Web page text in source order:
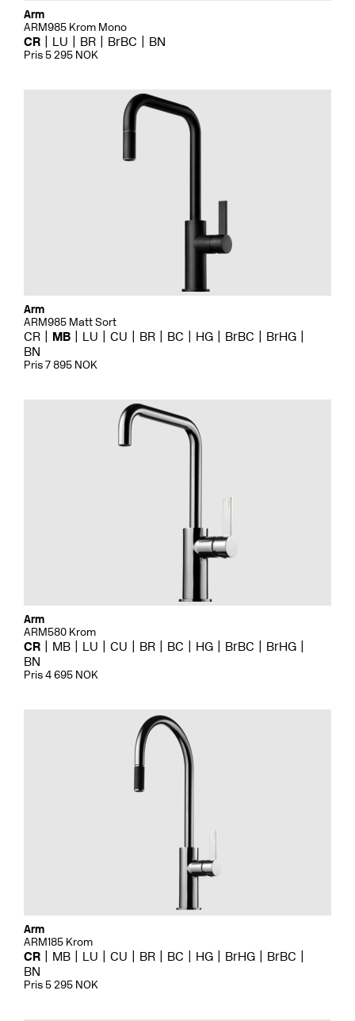
Arm
ARM985 Krom Mono
CR LU BR BrBC BN
Pris 5 295 NOK
Arm
ARM985 Matt Sort
CR MB LU CU BR BC HG BrBC
BrHG
BN
Pris 7 895 NOK
Arm
ARM580 Krom
CR MB LU CU BR BC HG BrBC
BrHG
BN
Pris 4 695 NOK
Arm
ARM185 Krom
CR MB LU CU BR BC HG BrHG
BrBC
BN
Pris 5 295 NOK